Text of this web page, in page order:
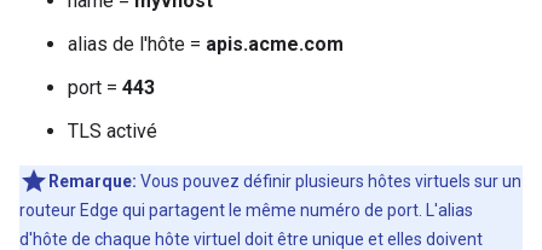
alias de l'hôte = apis.acme.com
port = 443
TLS activé
Remarque: Vous pouvez définir plusieurs hôtes virtuels sur un
routeur Edge qui partagent le même numéro de port. L'alias
d'hôte de chaque hôte virtuel doit être unique et elles doivent